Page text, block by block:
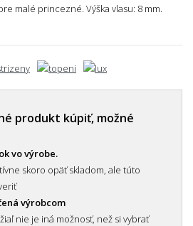
malé princezné. Výška vlasu: 8 mm.
produkt kúpiť, možné
vo výrobe.
skoro opäť skladom, ale túto
výrobcom
nie je iná možnosť, než si vybrať